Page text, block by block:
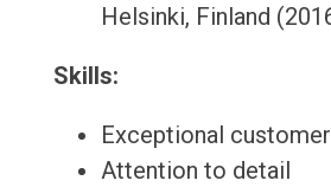
Helsinki, Finland
Skills:
Exceptional
Attention to detail